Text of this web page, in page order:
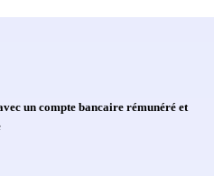
un compte bancaire rémunéré et